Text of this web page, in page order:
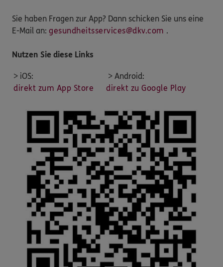
Sie haben Fragen zur App? Dann schicken Sie uns eine
E-Mail an: gesundheitsservices@dkv.com .
Nutzen Sie diese Links
> iOS:
direkt zum App Store
> Android:
direkt zu Google Play